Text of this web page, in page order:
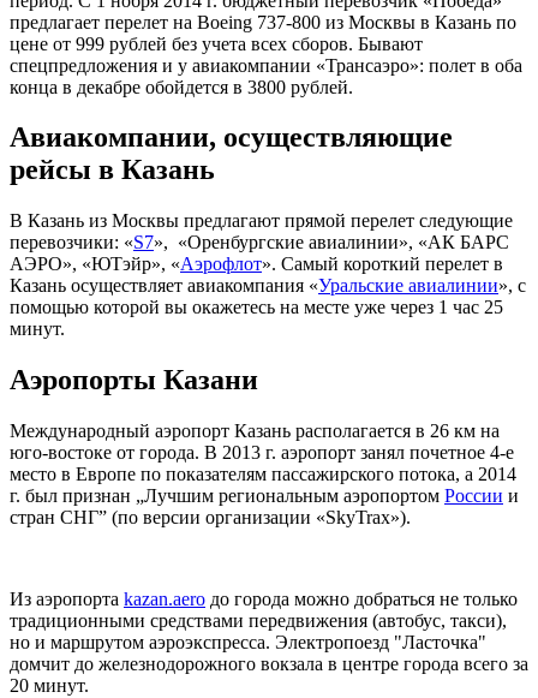
предлагает перелет на Boeing 737-800 из Москвы в Казань по
цене от 999 рублей без учета всех сборов. Бывают
спецпредложения и у авиакомпании «Трансаэро»: полет в оба
конца в декабре обойдется в 3800 рублей.
Авиакомпании, осуществляющие
рейсы в Казань
В Казань из Москвы предлагают прямой перелет следующие
перевозчики: «S7», «Оренбургские авиалинии», «АК БАРС
АЭРО», «ЮТэйр», «Аэрофлот». Самый короткий перелет в
Казань осуществляет авиакомпания «Уральские авиалинии», с
помощью которой вы окажетесь на месте уже через 1 час 25
минут.
Аэропорты Казани
Международный аэропорт Казань располагается в 26 км на
юго-востоке от города. В 2013 г. аэропорт занял почетное 4-е
место в Европе по показателям пассажирского потока, а 2014
г. был признан „Лучшим региональным аэропортом России и
стран СНГ” (по версии организации «SkyTrax»).
Из аэропорта kazan.aero до города можно добраться не только
традиционными средствами передвижения (автобус, такси),
но и маршрутом аэроэкспресса. Электропоезд "Ласточка"
домчит до железнодорожного вокзала в центре города всего за
20 минут.